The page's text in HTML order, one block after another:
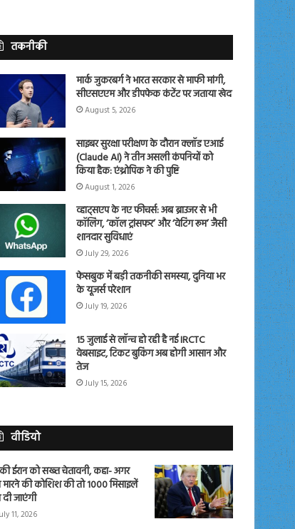
तकनीकी
मार्क जुकरबर्ग ने भारत सरकार से माफी मांगी,
सीएसएएम और डीपफेक कंटेंट पर जताया खेद
August 5, 2026
साइबर सुरक्षा परीक्षण के दौरान क्लॉड एआई
(Claude AI) ने तीन असली कंपनियों को
किया हैक: एंथ्रोपिक ने की पुष्टि
August 1, 2026
व्हाट्सएप के नए फीचर्स: अब ब्राउजर से भी
कॉलिंग, ‘कॉल ट्रांसफर’ और ‘वेटिंग रूम’ जैसी
शानदार सुविधाएं
July 29, 2026
फेसबुक में बड़ी तकनीकी समस्या, दुनिया भर
के यूजर्स परेशान
July 19, 2026
15 जुलाई से लॉन्च हो रही है नई IRCTC
वेबसाइट, टिकट बुकिंग अब होगी आसान और
तेज
July 15, 2026
वीडियो
की ईरान को सख्त चेतावनी, कहा- अगर
की कोशिश की तो 1000 मिसाइलें
जाएंगी
11, 2026